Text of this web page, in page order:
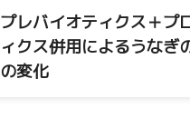
プレバイオティクス＋プ
ィクス併用によるうなぎ
の変化